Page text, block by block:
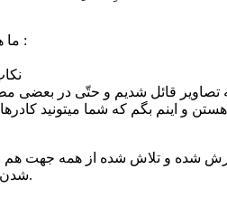
ما همه‌یِ این چالش‌ها رو با کتابِ « زیست یازدهم زیردذره‌بین » براتون حل کردیم یعنی :
–
تصاویر قائل شدیم و حتّی در
و اینم بگم که شما میتونید
شده و تلاش شده از همه جهت هم
شدن و تمامِ مطالبِ خارجِ کنکور حذف شدن که کارِ شما هم دقیق‌تر و هم راحت‌تر باشه.